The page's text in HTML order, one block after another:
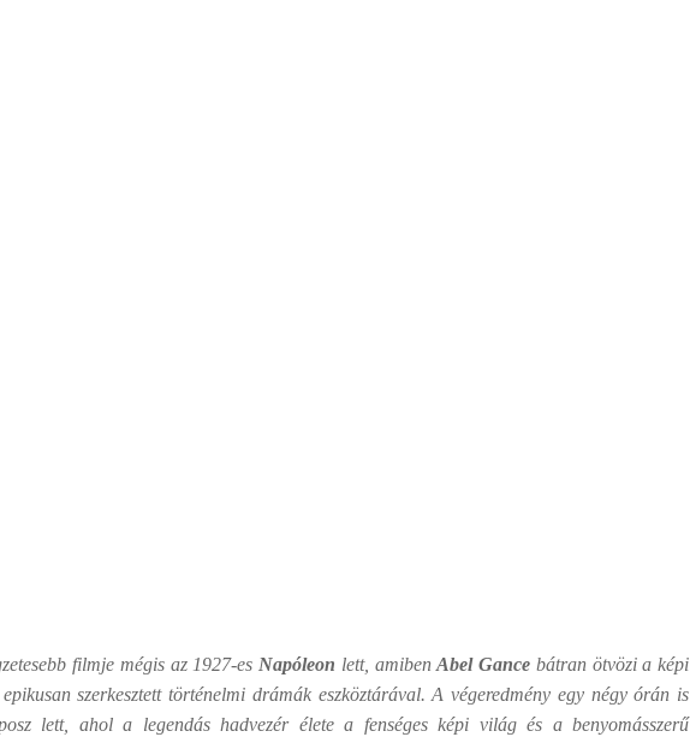
filmje mégis az 1927-es Napóleon lett, amibenAbel Gance bátran ötvözi a képi
szerkesztett történelmi drámák eszköztárával. A végeredmény egy négy órán is
lett, ahol a legendás hadvezér élete a fenséges képi világ és a benyomásszerű